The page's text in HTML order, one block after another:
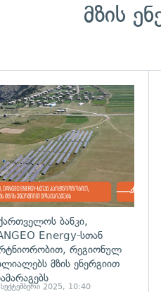
მზის
ბანკი,
Energy-სთან
რეგიონულ
მზის ენერგიით
2025, 10:40